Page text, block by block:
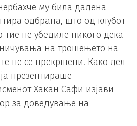
му била дадена
одбрана, што од клубот
не убедиле никого дека
на трошењето на
не се прекршени. Како дел
презентираше
Хакан Сафи изјави
за доведување на